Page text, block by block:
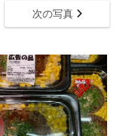
次の写真